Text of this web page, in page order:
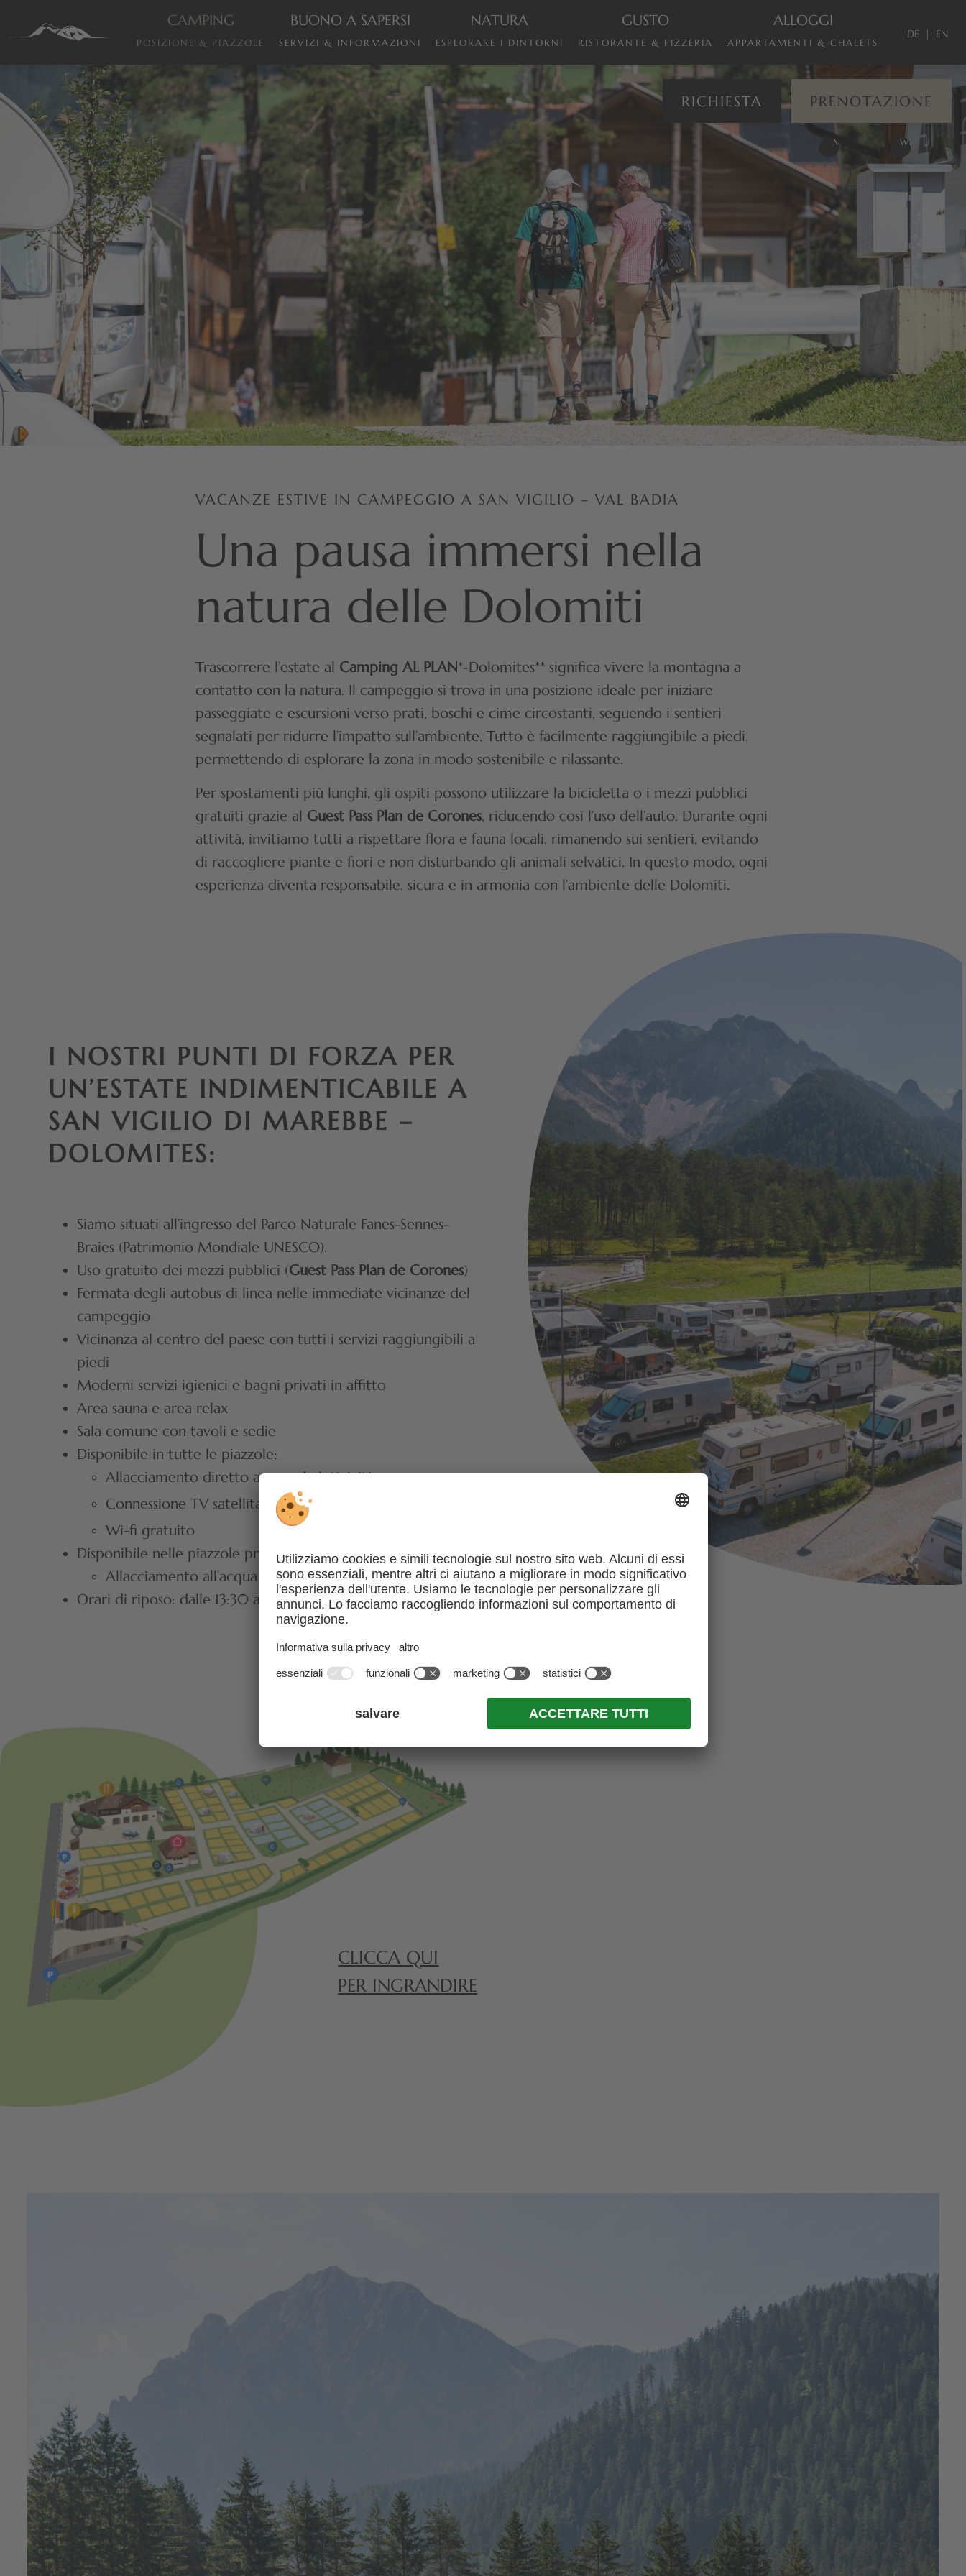
DE EN
CAMPING
POSIZIONE & PIAZZOLE
BUONO A SAPERSI
SERVIZI & INFORMAZIONI
NATURA
ESPLORARE I DINTORNI
GUSTO
RISTORANTE & PIZZERIA
ALLOGGI
APPARTAMENTI & CHALETS
RICHIESTA PRENOTAZIONE
VACANZE ESTIVE IN CAMPEGGIO A SAN VIGILIO – VAL BADIA
Una pausa immersi nella
natura delle Dolomiti
Trascorrere l’estate al Camping AL PLAN*-Dolomites** significa vivere la montagna a
contatto con la natura. Il campeggio si trova in una posizione ideale per iniziare
passeggiate e escursioni verso prati, boschi e cime circostanti, seguendo i sentieri
segnalati per ridurre l’impatto sull’ambiente. Tutto è facilmente raggiungibile a piedi,
permettendo di esplorare la zona in modo sostenibile e rilassante.
Per spostamenti più lunghi, gli ospiti possono utilizzare la bicicletta o i mezzi pubblici
gratuiti grazie al Guest Pass Plan de Corones, riducendo così l’uso dell’auto. Durante ogni
attività, invitiamo tutti a rispettare flora e fauna locali, rimanendo sui sentieri, evitando
di raccogliere piante e fiori e non disturbando gli animali selvatici. In questo modo, ogni
esperienza diventa responsabile, sicura e in armonia con l’ambiente delle Dolomiti.
I NOSTRI PUNTI DI FORZA PER
UN’ESTATE INDIMENTICABILE A
SAN VIGILIO DI MAREBBE –
DOLOMITES:
Siamo situati all’ingresso del Parco Naturale Fanes-Sennes-
Braies (Patrimonio Mondiale UNESCO).
Uso gratuito dei mezzi pubblici (Guest Pass Plan de Corones)
Fermata degli autobus di linea nelle immediate vicinanze del
campeggio
Vicinanza al centro del paese con tutti i servizi raggiungibili a
piedi
Moderni servizi igienici e bagni privati in affitto
Area sauna e area relax
Sala comune con tavoli e sedie
Disponibile in tutte le piazzole:
Allacciamento diretto a gas ed elettricità
Connessione TV satellitare
Wi-fi gratuito
Disponibile nelle piazzole premium:
Allacciamento all’acqua potabile e scarico acque grigie
Orari di riposo: dalle 13:30 alle 15:30 e dalle 22:30 alle 07:30
CLICCA QUI
PER INGRANDIRE